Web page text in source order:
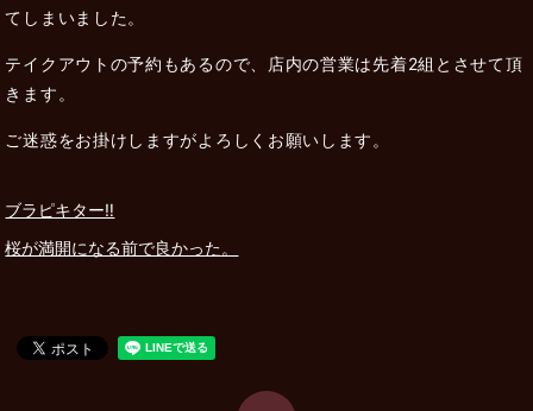
てしまいました。
テイクアウトの予約もあるので、店内の営業は先着2組とさせて頂
きます。
ご迷惑をお掛けしますがよろしくお願いします。
ブラピキター‼️
桜が満開になる前で良かった。